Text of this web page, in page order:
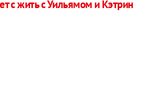
с жить с Уильямом и Кэтрин